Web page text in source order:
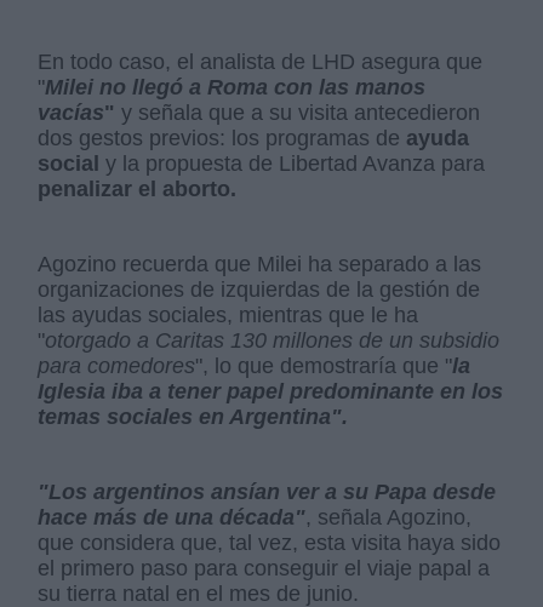
En todo caso, el analista de LHD asegura que
"Milei no llegó a Roma con las manos
vacías" y señala que a su visita antecedieron
dos gestos previos: los programas de ayuda
social y la propuesta de Libertad Avanza para
penalizar el aborto.
Agozino recuerda que Milei ha separado a las
organizaciones de izquierdas de la gestión de
las ayudas sociales, mientras que le ha
"otorgado a Caritas 130 millones de un subsidio
para comedores", lo que demostraría que "la
Iglesia iba a tener papel predominante en los
temas sociales en Argentina".
"Los argentinos ansían ver a su Papa desde
hace más de una década", señala Agozino,
que considera que, tal vez, esta visita haya sido
el primero paso para conseguir el viaje papal a
su tierra natal en el mes de junio.